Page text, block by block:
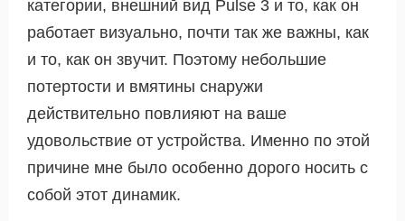
категории, внешний вид Pulse 3 и то, как он
работает визуально, почти так же важны, как
и то, как он звучит. Поэтому небольшие
потертости и вмятины снаружи
действительно повлияют на ваше
удовольствие от устройства. Именно по этой
причине мне было особенно дорого носить с
собой этот динамик.